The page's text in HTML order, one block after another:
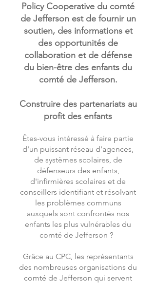
Policy Cooperative du comté
de Jefferson est de fournir un
soutien, des informations et
des opportunités de
collaboration et de défense
du bien-être des enfants du
comté de Jefferson.
Construire des partenariats au
profit des enfants
Êtes-vous intéressé à faire partie
d'un puissant réseau d'agences,
de systèmes scolaires, de
défenseurs des enfants,
d'infirmières scolaires et de
conseillers identifiant et résolvant
les problèmes communs
auxquels sont confrontés nos
enfants les plus vulnérables du
comté de Jefferson ?
Grâce au CPC, les représentants
des nombreuses organisations du
comté de Jefferson qui servent